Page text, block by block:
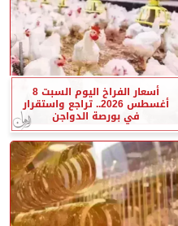
أسعار الفراخ اليوم السبت 8
أغسطس 2026.. تراجع واستقرار
في بورصة الدواجن